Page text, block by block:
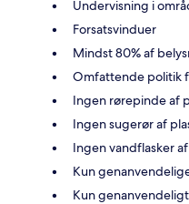
Undervisning i
Forsatsvinduer
Mindst 80% af
Omfattende politik
Ingen rørepinde af
Ingen sugerør af
Ingen vandflasker
Kun
Kun